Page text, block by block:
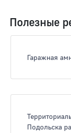
Полезные
Гаражная
Подольска